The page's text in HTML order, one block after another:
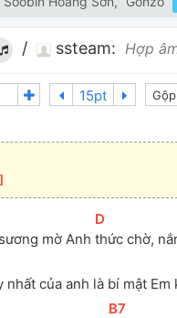
/ ssteam: Hợp
mờ Anh
[D
thức chờ,
nhất của anh là bí mật Em
[B7